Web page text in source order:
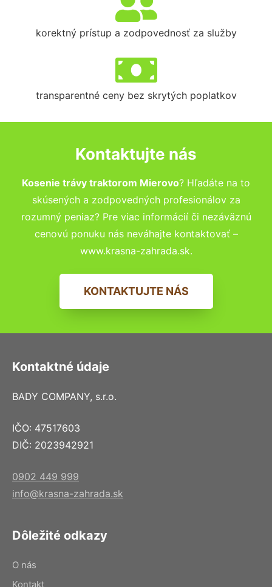
korektný prístup a zodpovednosť za služby
transparentné ceny bez skrytých poplatkov
Kontaktujte nás
Kosenie trávy traktorom Mierovo? Hľadáte na to
skúsených a zodpovedných profesionálov za
rozumný peniaz? Pre viac informácií či nezáväznú
cenovú ponuku nás neváhajte kontaktovať –
www.krasna-zahrada.sk.
KONTAKTUJTE NÁS
Kontaktné údaje
BADY COMPANY, s.r.o.
IČO: 47517603
DIČ: 2023942921
0902 449 999
info@krasna-zahrada.sk
Dôležité odkazy
O nás
Kontakt